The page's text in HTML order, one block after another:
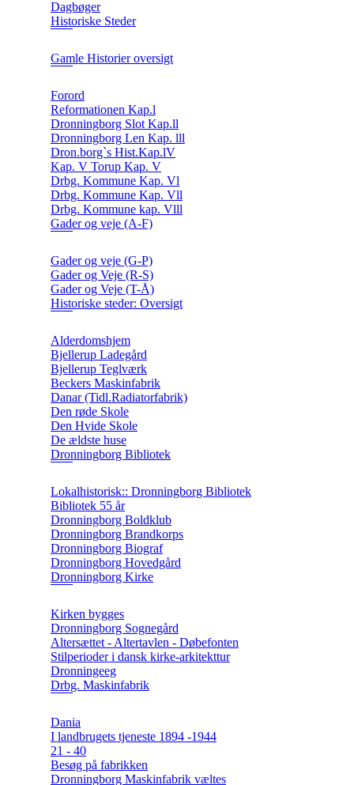
Dagbøger
Historiske Steder
Gamle Historier oversigt
Forord
Reformationen Kap.l
Dronningborg Slot Kap.ll
Dronningborg Len Kap. lll
Dron.borg`s Hist.Kap.lV
Kap. V Torup Kap. V
Drbg. Kommune Kap. Vl
Drbg. Kommune Kap. Vll
Drbg. Kommune kap. Vlll
Gader og veje (A-F)
Gader og veje (G-P)
Gader og Veje (R-S)
Gader og Veje (T-Å)
Historiske steder: Oversigt
Alderdomshjem
Bjellerup Ladegård
Bjellerup Teglværk
Beckers Maskinfabrik
Danar (Tidl.Radiatorfabrik)
Den røde Skole
Den Hvide Skole
De ældste huse
Dronningborg Bibliotek
Lokalhistorisk:: Dronningborg Bibliotek
Bibliotek 55 år
Dronningborg Boldklub
Dronningborg Brandkorps
Dronningborg Biograf
Dronningborg Hovedgård
Dronningborg Kirke
Kirken bygges
Dronningborg Sognegård
Altersættet - Altertavlen - Døbefonten
Stilperioder i dansk kirke-arkitekttur
Dronningeeg
Drbg. Maskinfabrik
Dania
I landbrugets tjeneste 1894 -1944
21 - 40
Besøg på fabrikken
Dronningborg Maskinfabrik væltes